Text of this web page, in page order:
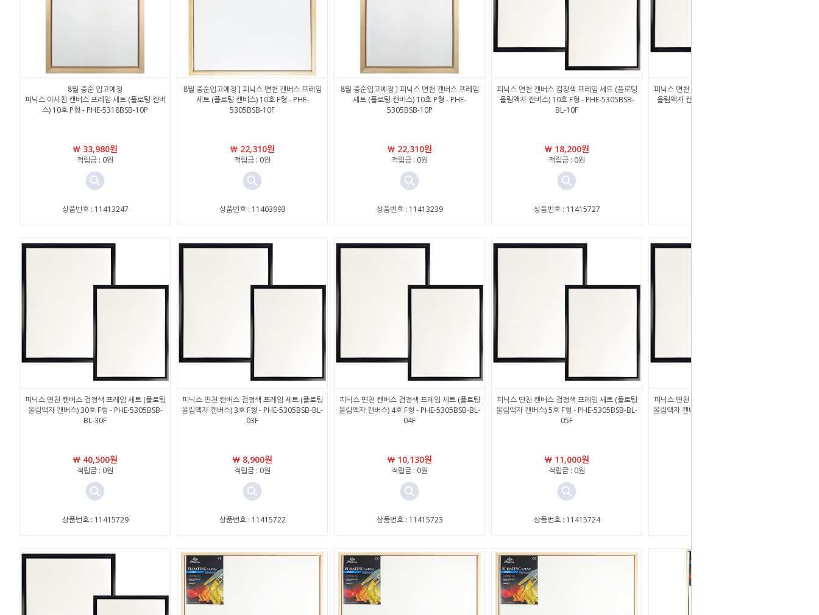
8월 중순 입고예정
피닉스 아사천 캔버스 프레임 세트 (플로팅 캔버
스) 10호 P형 - PHE-5318BSB-10P
￦ 33,980원
적립금 : 0원
상품번호 : 11413247
8월 중순입고예정 ] 피닉스 면천 캔버스 프레임
세트 (플로팅 캔버스) 10호 F형 - PHE-
5305BSB-10F
￦ 22,310원
적립금 : 0원
상품번호 : 11403993
8월 중순입고예정 ] 피닉스 면천 캔버스 프레임
세트 (플로팅 캔버스) 10호 P형 - PHE-
5305BSB-10P
￦ 22,310원
적립금 : 0원
상품번호 : 11413239
피닉스 면천 캔버스 검정색 프레임 세트 (플로팅
올림액자 캔버스) 10호 F형 - PHE-5305BSB-
BL-10F
￦ 18,200원
적립금 : 0원
상품번호 : 11415727
피닉스 면천 캔버스 검정색 프레임 세트 (플로팅
올림액자 캔버스) 20호 F형 - PHE-5305BSB-
피닉스 면천 캔버스 검정색 프레임 세트 (플로팅
올림액자 캔버스) 30호 F형 - PHE-5305BSB-
BL-30F
￦ 40,500원
적립금 : 0원
상품번호 : 11415729
피닉스 면천 캔버스 검정색 프레임 세트 (플로팅
올림액자 캔버스) 3호 F형 - PHE-5305BSB-BL-
03F
￦ 8,900원
적립금 : 0원
상품번호 : 11415722
피닉스 면천 캔버스 검정색 프레임 세트 (플로팅
올림액자 캔버스) 4호 F형 - PHE-5305BSB-BL-
04F
￦ 10,130원
적립금 : 0원
상품번호 : 11415723
피닉스 면천 캔버스 검정색 프레임 세트 (플로팅
올림액자 캔버스) 5호 F형 - PHE-5305BSB-BL-
05F
￦ 11,000원
적립금 : 0원
상품번호 : 11415724
피닉스 면천 캔버스 검정색 프레임 세트 (플로팅
올림액자 캔버스) 6호 F형 - PHE-5305BSB-BL-